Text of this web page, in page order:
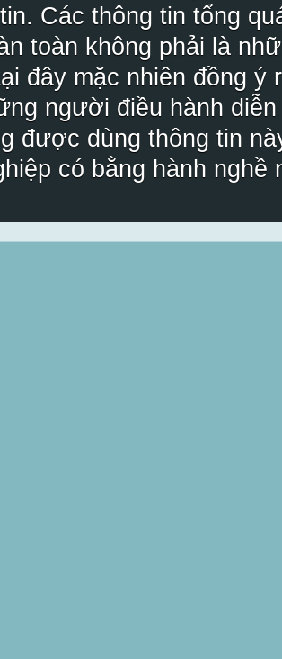
Các thông tin tổng
toàn không phải là
đây mặc nhiên đồng ý
người điều hành
được dùng thông tin
có bằng hành